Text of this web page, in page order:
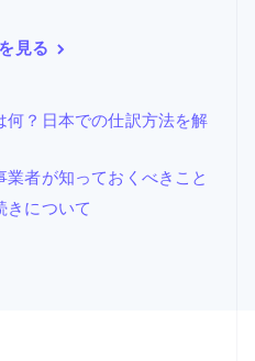
見る
？日本での仕訳方法を解
者が知っておくべきこと
きについて